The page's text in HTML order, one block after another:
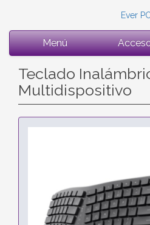
Ever
Menú
Teclado
Multidispositivo